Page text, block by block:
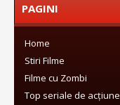
PAGINI
Home
Stiri Filme
Filme cu Zombi
Top seriale de acțiune